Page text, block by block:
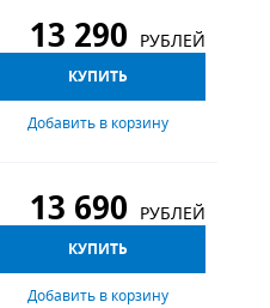
13 290 РУБЛЕЙ
КУПИТЬ
Добавить в корзину
13 690 РУБЛЕЙ
КУПИТЬ
Добавить в корзину